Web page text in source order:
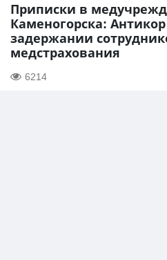
Приписки в
Каменогорска:
задержании
медстрахования
6214